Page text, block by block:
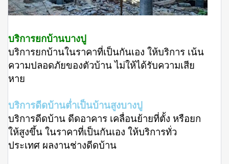
บริการยกบ้านบางปู
บริการยกบ้านในราคาที่เป็นกันเอง ให้บริการ เน้น
ความปลอดภัยของตัวบ้าน ไม่ให้ได้รับความเสีย
หาย
บริการดีดบ้านต่ำเป็นบ้านสูงบางปู
บริการดีดบ้าน ดีดอาคาร เคลื่อนย้ายที่ตั้ง หรือยก
ให้สูงขึ้น ในราคาที่เป็นกันเอง ให้บริการทั่ว
ประเทศ ผลงานช่างดีดบ้าน